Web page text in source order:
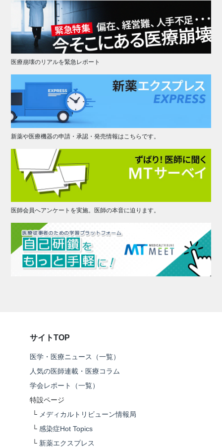
医療崩壊のリアルを緊急レポート
新薬や医療機器の申請・承認・発売情報はこちらです。
医師会員へアンケートを実施。医師の本音に迫ります。
サイトTOP
医学・医療ニュース（一覧）
人気の医師連載・医療コラム
学会レポート（一覧）
特設ページ
└ メディカルトリビューン情報局
└ 感染症Hot Topics
└ 新薬エクスプレス